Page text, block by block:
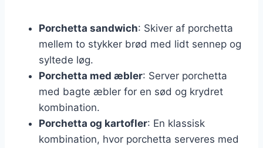
Porchetta sandwich: Skiver af porchetta
mellem to stykker brød med lidt sennep og
syltede løg.
Porchetta med æbler: Server porchetta
med bagte æbler for en sød og krydret
kombination.
Porchetta og kartofler: En klassisk
kombination, hvor porchetta serveres med